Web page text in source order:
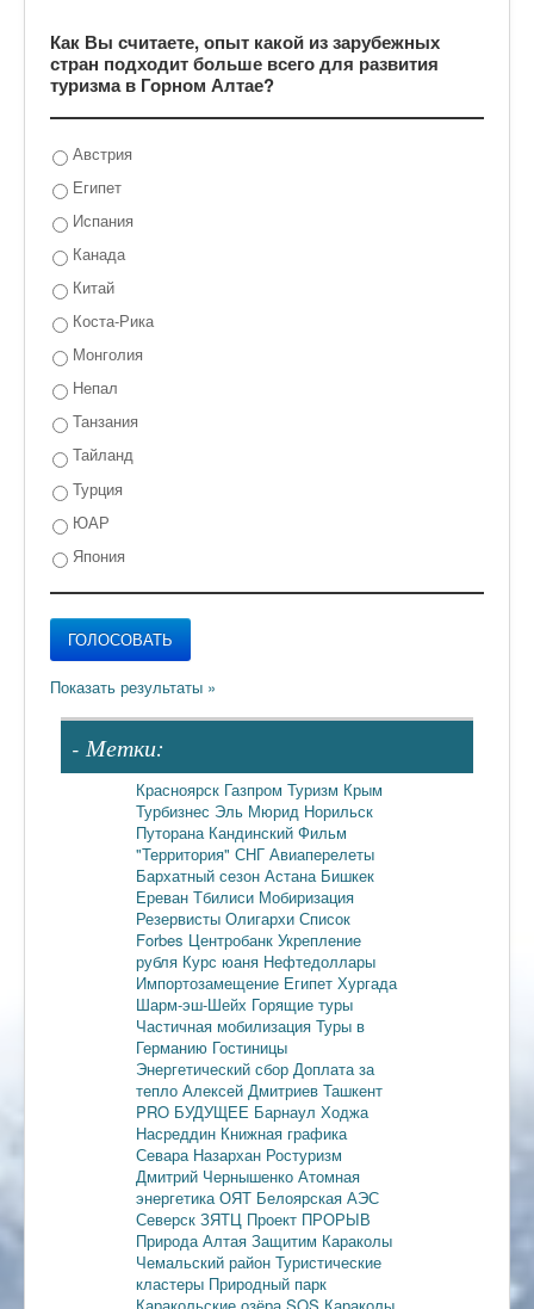
Как Вы считаете, опыт какой из зарубежных
стран подходит больше всего для развития
туризма в Горном Алтае?
Австрия
Египет
Испания
Канада
Китай
Коста-Рика
Монголия
Непал
Танзания
Тайланд
Турция
ЮАР
Япония
- Метки:
Красноярск Газпром Туризм Крым
Турбизнес Эль Мюрид Норильск
Путорана Кандинский Фильм
"Территория" СНГ Авиаперелеты
Бархатный сезон Астана Бишкек
Ереван Тбилиси Мобиризация
Резервисты Олигархи Список
Forbes Центробанк Укрепление
рубля Курс юаня Нефтедоллары
Импортозамещение Египет Хургада
Шарм-эш-Шейх Горящие туры
Частичная мобилизация Туры в
Германию Гостиницы
Энергетический сбор Доплата за
тепло Алексей Дмитриев Ташкент
PRO БУДУЩЕЕ Барнаул Ходжа
Насреддин Книжная графика
Севара Назархан Ростуризм
Дмитрий Чернышенко Атомная
энергетика ОЯТ Белоярская АЭС
Северск ЗЯТЦ Проект ПРОРЫВ
Природа Алтая Защитим Караколы
Чемальский район Туристические
кластеры Природный парк